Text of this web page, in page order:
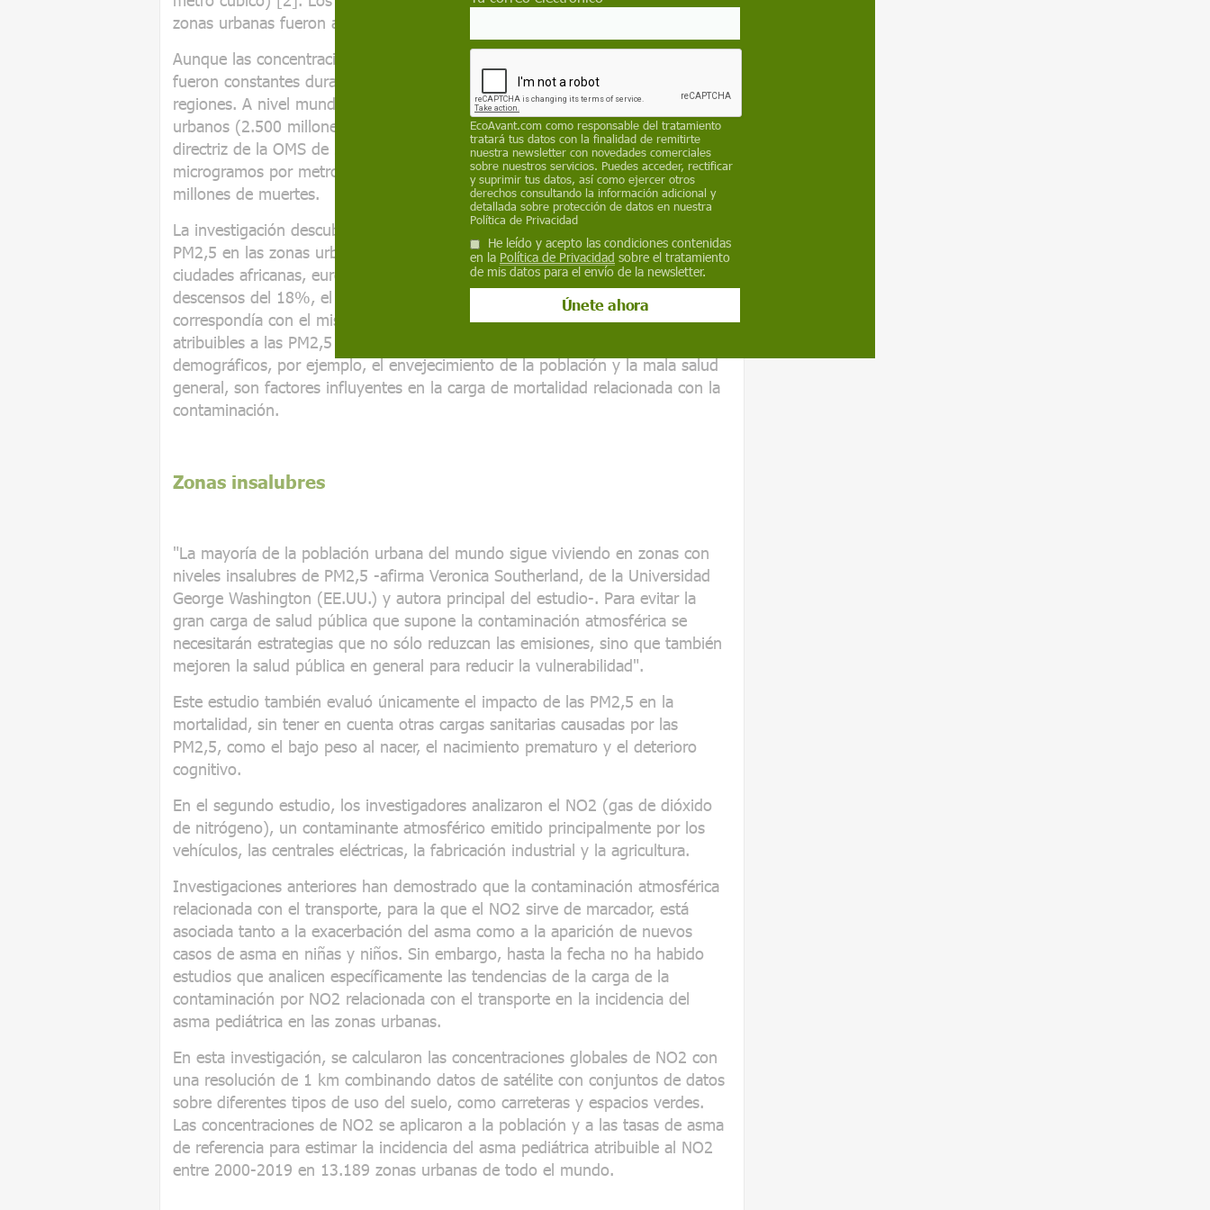
zonas urbanas fueron atribuibles a las PM2,5 en 2019.
Aunque las concentraciones medias globales de PM2,5 en zonas urbanas
fueron constantes durante este periodo, hubo grandes variaciones por
regiones. A nivel mundial, aproximadamente el 86% de los habitantes
urbanos (2.500 millones de personas) vivían en zonas que superaban la
directriz de la OMS de 2005 para la exposición media anual a las PM2,5 (10
microgramos por metro cúbico) en 2019, lo que provocó un exceso de 1,8
millones de muertes.
La investigación descubrió que la disminución de las concentraciones de
PM2,5 en las zonas urbanas a lo largo de las dos décadas (por ejemplo, las
ciudades africanas, europeas y de América del Norte y del Sur experimentaron
descensos del 18%, el 21% y el 29% en las concentraciones de PM2,5) no se
correspondía con el mismo nivel de descensos en las tasas de mortalidad
atribuibles a las PM2,5 por sí solas, lo que demuestra que otros factores
demográficos, por ejemplo, el envejecimiento de la población y la mala salud
general, son factores influyentes en la carga de mortalidad relacionada con la
contaminación.
Zonas insalubres
"La mayoría de la población urbana del mundo sigue viviendo en zonas con
niveles insalubres de PM2,5 -afirma Veronica Southerland, de la Universidad
George Washington (EE.UU.) y autora principal del estudio-. Para evitar la
gran carga de salud pública que supone la contaminación atmosférica se
necesitarán estrategias que no sólo reduzcan las emisiones, sino que también
mejoren la salud pública en general para reducir la vulnerabilidad".
Este estudio también evaluó únicamente el impacto de las PM2,5 en la
mortalidad, sin tener en cuenta otras cargas sanitarias causadas por las
PM2,5, como el bajo peso al nacer, el nacimiento prematuro y el deterioro
cognitivo.
En el segundo estudio, los investigadores analizaron el NO2 (gas de dióxido
de nitrógeno), un contaminante atmosférico emitido principalmente por los
vehículos, las centrales eléctricas, la fabricación industrial y la agricultura.
Investigaciones anteriores han demostrado que la contaminación atmosférica
relacionada con el transporte, para la que el NO2 sirve de marcador, está
asociada tanto a la exacerbación del asma como a la aparición de nuevos
casos de asma en niñas y niños. Sin embargo, hasta la fecha no ha habido
estudios que analicen específicamente las tendencias de la carga de la
contaminación por NO2 relacionada con el transporte en la incidencia del
asma pediátrica en las zonas urbanas.
En esta investigación, se calcularon las concentraciones globales de NO2 con
una resolución de 1 km combinando datos de satélite con conjuntos de datos
sobre diferentes tipos de uso del suelo, como carreteras y espacios verdes.
Las concentraciones de NO2 se aplicaron a la población y a las tasas de asma
de referencia para estimar la incidencia del asma pediátrica atribuible al NO2
entre 2000-2019 en 13.189 zonas urbanas de todo el mundo.
EcoAvant.com como responsable del tratamiento
tratará tus datos con la finalidad de remitirte
nuestra newsletter con novedades comerciales
sobre nuestros servicios. Puedes acceder, rectificar
y suprimir tus datos, así como ejercer otros
derechos consultando la información adicional y
detallada sobre protección de datos en nuestra
Política de Privacidad
He leído y acepto las condiciones contenidas
en la Política de Privacidad sobre el tratamiento
de mis datos para el envío de la newsletter.